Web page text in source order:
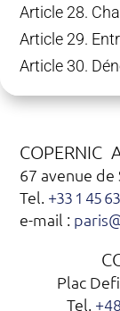
Article 28.
Article 29.
Article 30.
COPERNIC
67 avenue de
Tel. +33 1 45
e-mail :
Plac
Tel.